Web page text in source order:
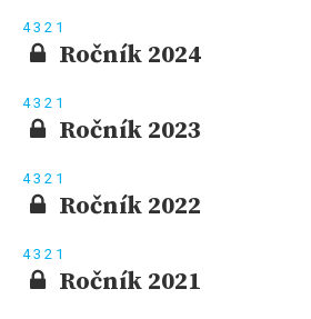
43 2 1
Ročník 2024
43 2 1
Ročník 2023
43 2 1
Ročník 2022
43 2 1
Ročník 2021